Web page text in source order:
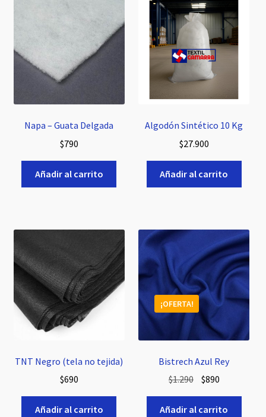
Napa – Guata Delgada
$790
Añadir al carrito
Algodón Sintético 10 Kg
$27.900
Añadir al carrito
TNT Negro (tela no tejida)
$690
Añadir al carrito
Bistrech Azul Rey
¡OFERTA!
$1.290 El
precio
original
$890El
precio
actual
Añadir al carrito